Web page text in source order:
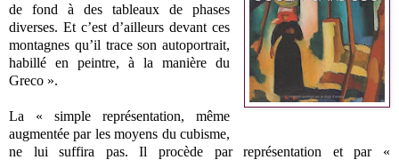
de fond à des tableaux de phases
diverses. Et c’est d’ailleurs devant ces
montagnes qu’il trace son autoportrait,
habillé en peintre, à la manière du
Greco ».
La « simple représentation, même
augmentée par les moyens du cubisme,
ne lui suffira pas. Il procède par représentation et par «